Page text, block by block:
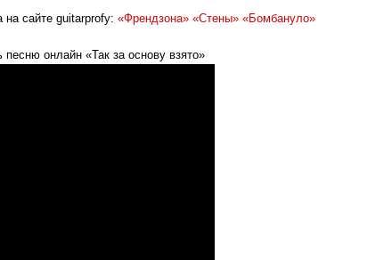
на сайте guitarprofy: «Френдзона» «Стены» «Бомбануло»
онлайн «Так за основу взято»